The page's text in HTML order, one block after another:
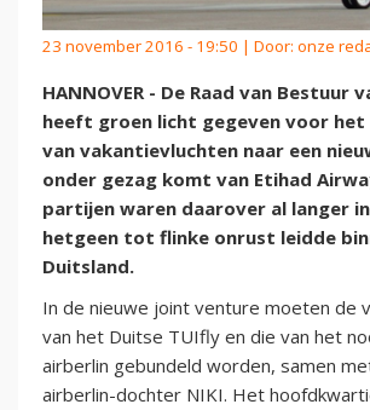
23 november 2016 - 19:50 | Door: onze
HANNOVER - De Raad van Bestuur
heeft groen licht gegeven voor het
van vakantievluchten naar een
onder gezag komt van Etihad
partijen waren daarover al langer
hetgeen tot flinke onrust leidde
Duitsland.
In de nieuwe joint venture moeten de
van het Duitse TUIfly en die van het
airberlin gebundeld worden, samen
airberlin-dochter NIKI. Het